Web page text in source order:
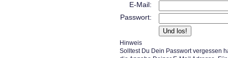
E-Mail:
Passwort:
Hinweis
Solltest Du Dein Passwort vergessen